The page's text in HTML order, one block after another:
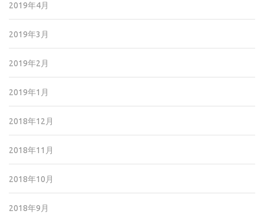
2019年4月
2019年3月
2019年2月
2019年1月
2018年12月
2018年11月
2018年10月
2018年9月